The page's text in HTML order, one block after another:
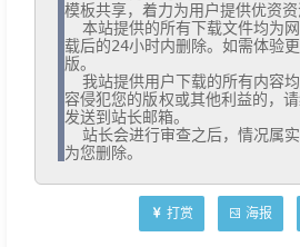
模板共享，着力为用户提供优资资
载后的24小时内删除。如需体验
版。
容侵犯您的版权或其他利益的，
发送到站长邮箱。
为您删除。
打赏 海报